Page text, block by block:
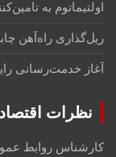
اولتیماتوم به
ریل‌گذاری راه‌آهن
آغاز خدمت‌رسانی
نظرات
کارشناس روابط